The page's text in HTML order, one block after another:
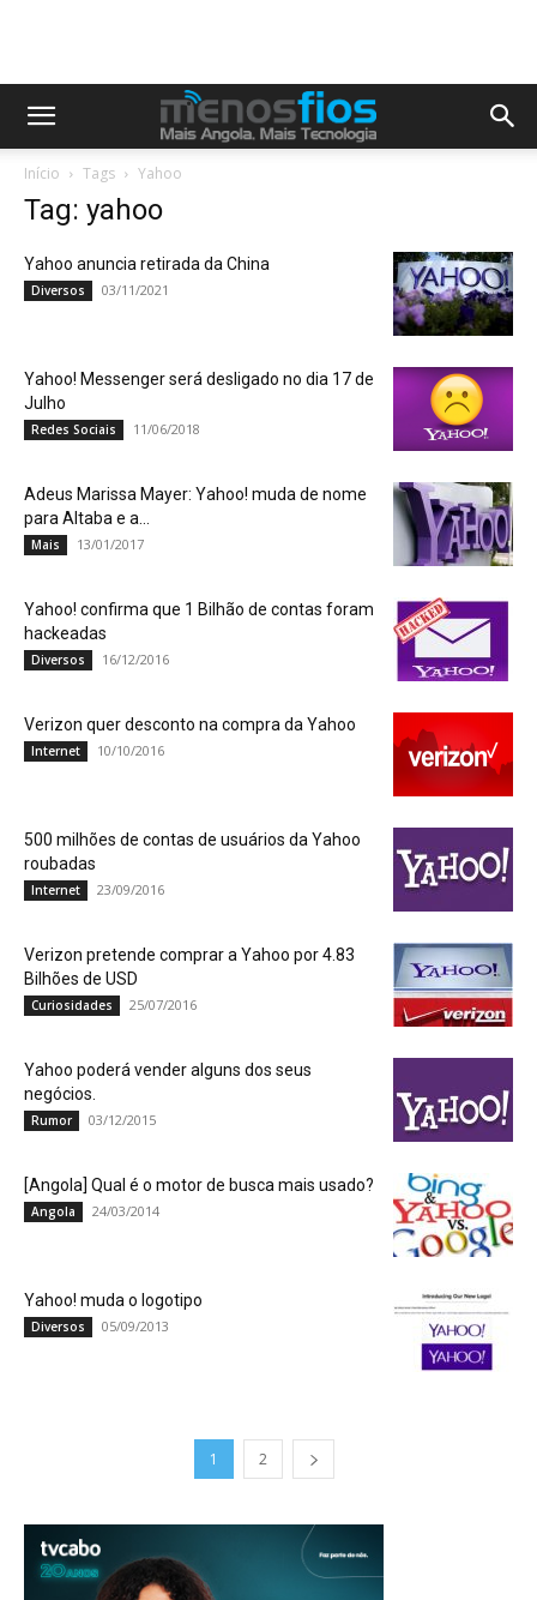
Início Tags Yahoo
Tag: yahoo
Yahoo anuncia retirada da China
Diversos 03/11/2021
Yahoo! Messenger será desligado no dia 17 de
Julho
Redes Sociais 11/06/2018
Adeus Marissa Mayer: Yahoo! muda de nome
para Altaba e a...
Mais 13/01/2017
Yahoo! confirma que 1 Bilhão de contas foram
hackeadas
Diversos 16/12/2016
Verizon quer desconto na compra da Yahoo
Internet 10/10/2016
500 milhões de contas de usuários da Yahoo
roubadas
Internet 23/09/2016
Verizon pretende comprar a Yahoo por 4.83
Bilhões de USD
Curiosidades 25/07/2016
Yahoo poderá vender alguns dos seus
negócios.
Rumor 03/12/2015
[Angola] Qual é o motor de busca mais usado?
Angola 24/03/2014
Yahoo! muda o logotipo
Diversos 05/09/2013
1 2